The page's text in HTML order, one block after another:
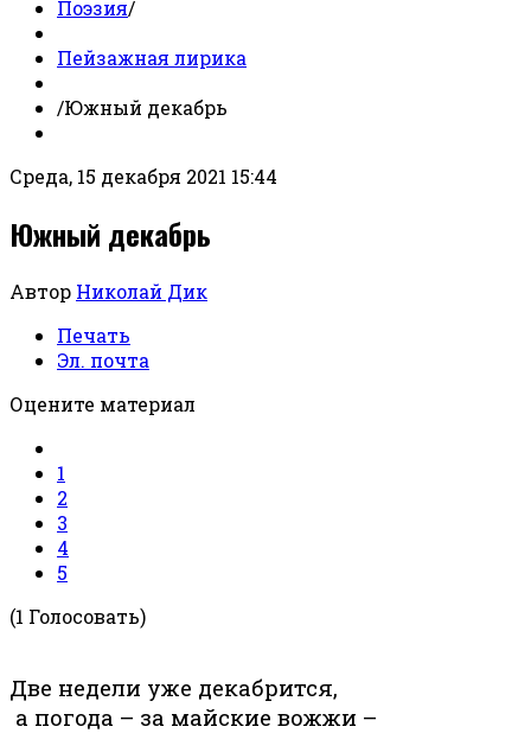
Поэзия/
Пейзажная лирика
/Южный декабрь
Среда, 15 декабря 2021 15:44
Южный декабрь
Автор Николай Дик
Печать
Эл. почта
Оцените материал
1
2
3
4
5
(1 Голосовать)
Две недели уже декабрится,
а погода – за майские вожжи –